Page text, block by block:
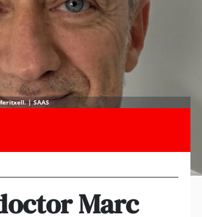
| SAAS
Marc